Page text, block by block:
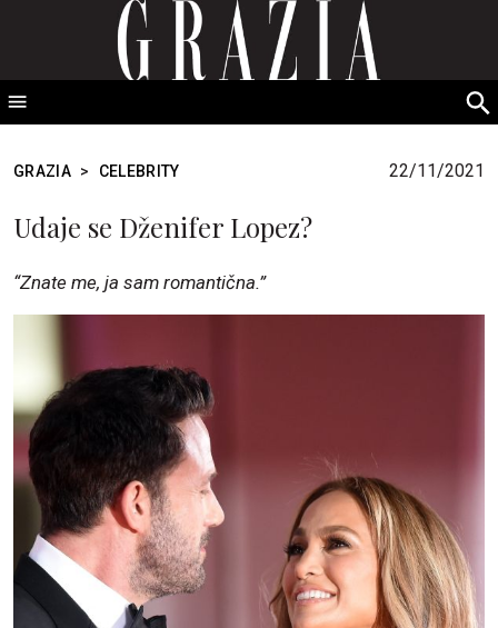
GRAZIA Srbija
GRAZIA > CELEBRITY 22/11/2021
Udaje se Dženifer Lopez?
“Znate me, ja sam romantična.”